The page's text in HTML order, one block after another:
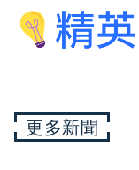
更多新聞